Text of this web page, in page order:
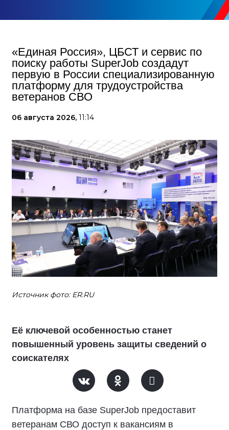
«Единая Россия», ЦБСТ и сервис по
поиску работы SuperJob создадут
первую в России специализированную
платформу для трудоустройства
ветеранов СВО
06 августа 2026, 11:14
Источник фото: ER.RU
Её ключевой особенностью станет
повышенный уровень защиты сведений о
соискателях
Платформа на базе SuperJob предоставит
ветеранам СВО доступ к вакансиям в